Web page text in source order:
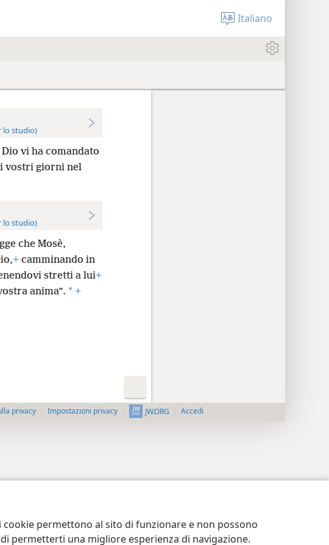
permettono al sito di funzionare e non possono
permetterti una migliore esperienza di navigazione.
Italiano
lo studio)
vi ha comandato
vostri giorni nel
lo studio)
che Mosè,
+camminando in
stretti a lui+
anima”. * +
privacy Impostazioni privacy JW.ORG Accedi